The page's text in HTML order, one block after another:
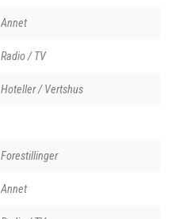
Annet
Radio / TV
Hoteller / Vertshus
Forestillinger
Annet